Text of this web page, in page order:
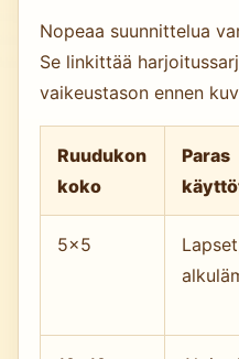
Nopeaa suunnittelua
Se linkittää
vaikeustason ennen
Ruudukon
koko
Paras
5×5